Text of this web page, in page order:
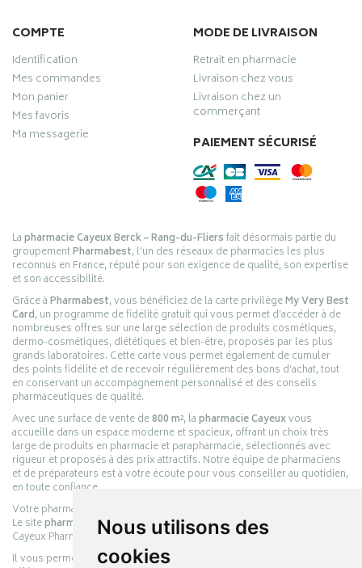
Nous utilisons des
cookies
COMPTE
Identification
Mes commandes
Mon panier
Mes favoris
Ma messagerie
MODE DE LIVRAISON
Retrait en pharmacie
Livraison chez vous
Livraison chez un
commerçant
PAIEMENT SÉCURISÉ
Lapharmacie Cayeux Berck – Rang-du-Fliersfait désormais partie du
groupementPharmabest, l’un des réseaux de pharmacies les plus
reconnus en France, réputé pour son exigence de qualité, son expertise
et son accessibilité.
Grâce àPharmabest, vous bénéficiez de la carte privilègeMy Very Best
Card, un programme de fidélité gratuit qui vous permet d’accéder à de
nombreuses offres sur une large sélection de produits cosmétiques,
dermo-cosmétiques, diététiques et bien-être, proposés par les plus
grands laboratoires. Cette carte vous permet également de cumuler
des points fidélité et de recevoir régulièrement des bons d’achat, tout
en conservant un accompagnement personnalisé et des conseils
pharmaceutiques de qualité.
Avec une surface de vente de800 m², lapharmacie Cayeuxvous
accueille dans un espace moderne et spacieux, offrant un choix très
large de produits en pharmacie et parapharmacie, sélectionnés avec
rigueur et proposés à des prix attractifs. Notre équipe de pharmaciens
et de préparateurs est à votre écoute pour vous conseiller au quotidien,
en toute confiance.
Votre pharmacie en ligne :
Le sitepharmacie-cayeux.frest le prolongement digital de la pharmacie
Cayeux Pharmabest Berck-sur-Mer – Rang-du-Fliers.
Il vous permet de réaliser vos achats en ligne parmi des milliers de